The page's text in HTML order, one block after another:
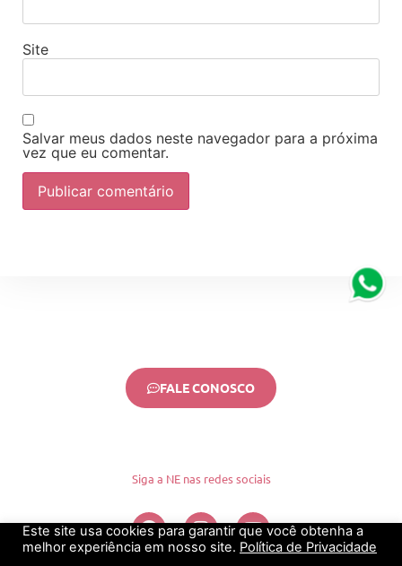
Site
Salvar meus dados neste navegador para a próxima
vez que eu comentar.
FALE CONOSCO
Siga a NE nas redes sociais
Este site usa cookies para garantir que você obtenha a
melhor experiência em nosso site. Política de Privacidade